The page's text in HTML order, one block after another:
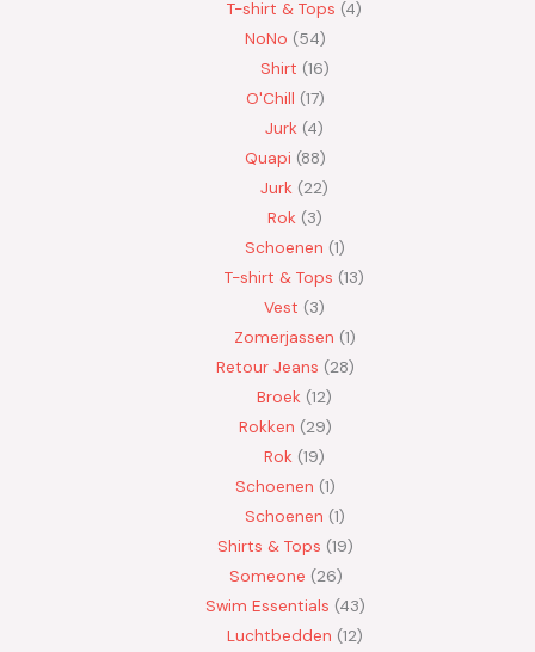
T-shirt & Tops 4
NoNo
54
Shirt 16
O'Chill 17
Jurk 4
Quapi 88
Jurk
22
Rok 3
Schoenen 1
T-shirt & Tops 13
Vest
3
Zomerjassen 1
Retour Jeans
28
Broek 12
Rokken
29
Rok 19
Schoenen 1
Schoenen 1
Shirts & Tops 19
Someone 26
Swim Essentials 43
Luchtbedden 12